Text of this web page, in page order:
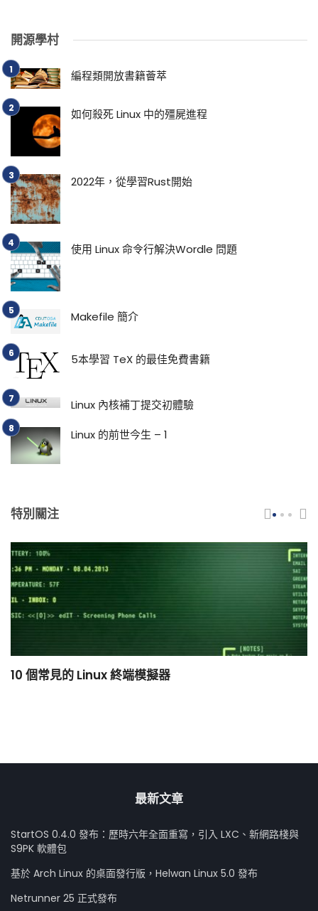
開源學村
編程類開放書籍薈萃
如何殺死 Linux 中的殭屍進程
2022年，從學習Rust開始
使用 Linux 命令行解決Wordle 問題
Makefile 簡介
5本學習 TeX 的最佳免費書籍
Linux 內核補丁提交初體驗
Linux 的前世今生 – 1
特別關注
10 個常見的 Linux 終端模擬器
最新文章
StartOS 0.4.0 發布：歷時六年全面重寫，引入 LXC、新網路棧與
S9PK 軟體包
基於 Arch Linux 的桌面發行版，Helwan Linux 5.0 發布
Netrunner 25 正式發布